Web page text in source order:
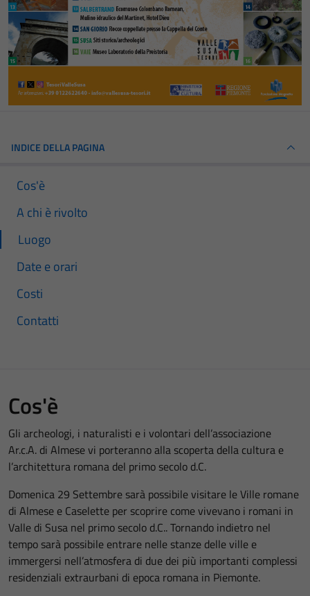
INDICE DELLA PAGINA
Cos'è
A chi è rivolto
Luogo
Date e orari
Costi
Contatti
Cos'è
Gli archeologi, i naturalisti e i volontari dell’associazione
Ar.c.A. di Almese vi porteranno alla scoperta della cultura e
l’architettura romana del primo secolo d.C.
Domenica 29 Settembre sarà possibile visitare le Ville romane
di Almese e Caselette per scoprire come vivevano i romani in
Valle di Susa nel primo secolo d.C.. Tornando indietro nel
tempo sarà possibile entrare nelle stanze delle ville e
immergersi nell’atmosfera di due dei più importanti complessi
residenziali extraurbani di epoca romana in Piemonte.